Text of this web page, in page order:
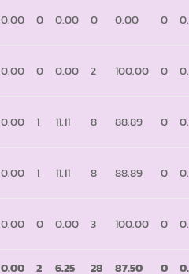
0.00 0 0.00 0 0.00 0
0.00 0 0.00 2 100.00 0
0.00 1 11.11 8 88.89 0
0.00 1 11.11 8 88.89 0
0.00 0 0.00 3 100.00 0
0.00 2 6.25 28 87.50 0